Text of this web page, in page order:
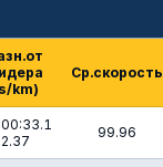
km)
Ср.скорость
2.37
99.96